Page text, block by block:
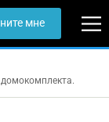
мне